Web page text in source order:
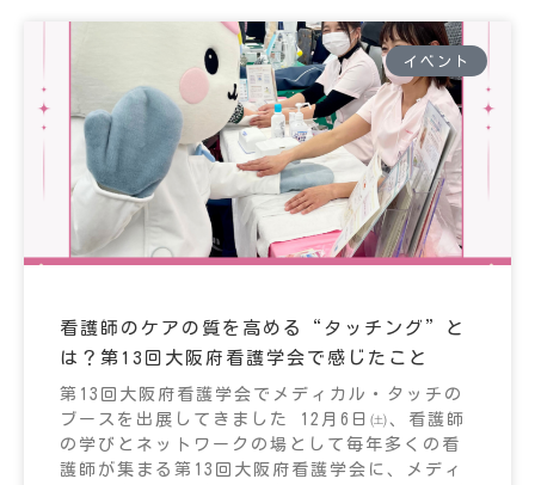
イベント
看護師のケアの質を高める“タッチング”と
は？第13回大阪府看護学会で感じたこと
第13回大阪府看護学会でメディカル・タッチの
ブースを出展してきました 12月6日㈯、看護師
の学びとネットワークの場として毎年多くの看
護師が集まる第13回大阪府看護学会に、メディ